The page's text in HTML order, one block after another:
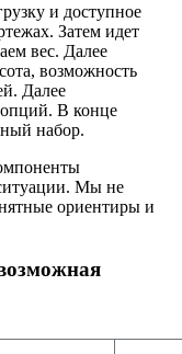
и доступное
Затем идет
вес. Далее
возможность
Далее
В конце
набор.
Мы не
ориентиры и